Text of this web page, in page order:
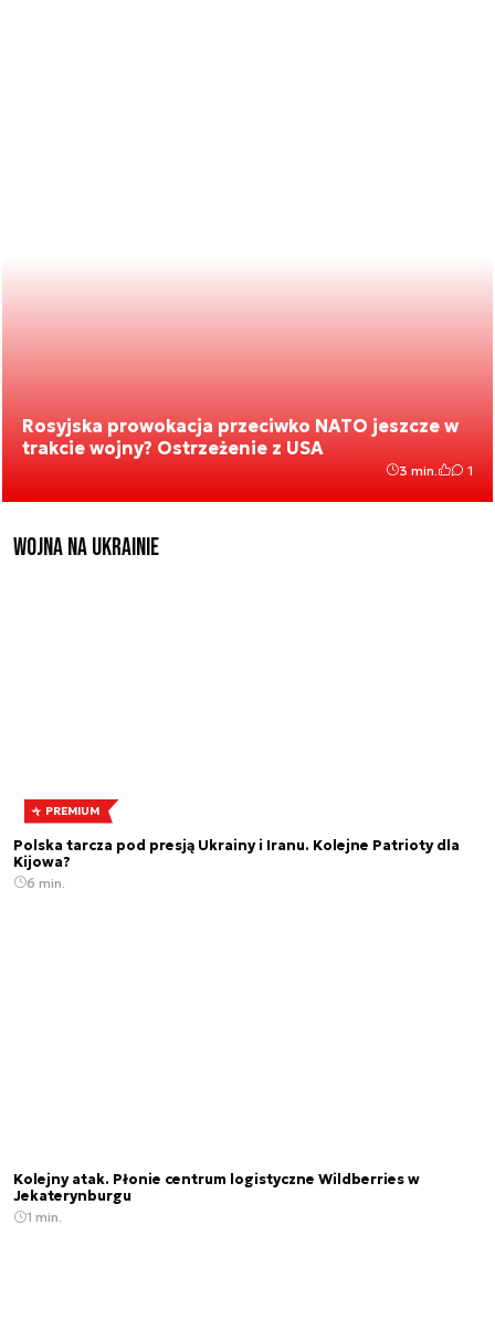
Rosyjska prowokacja przeciwko NATO jeszcze w
trakcie wojny? Ostrzeżenie z USA
3 min. 1
Wojna na Ukrainie
PREMIUM
Polska tarcza pod presją Ukrainy i Iranu. Kolejne Patrioty dla
Kijowa?
6 min.
Kolejny atak. Płonie centrum logistyczne Wildberries w
Jekaterynburgu
1 min.